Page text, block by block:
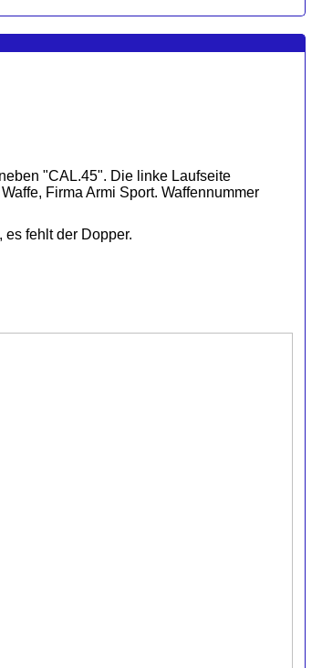
"CAL.45". Die linke Laufseite
Firma Armi Sport. Waffennummer
fehlt der Dopper.